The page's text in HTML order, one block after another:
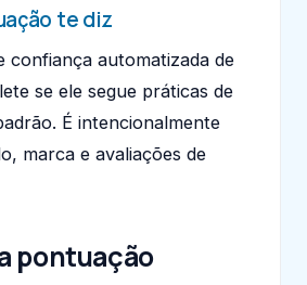
te diz
confiança automatizada de
se ele segue práticas de
É intencionalmente
marca e avaliações de
pontuação